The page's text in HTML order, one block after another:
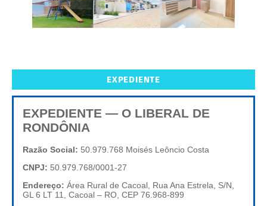
EXPEDIENTE
EXPEDIENTE — O LIBERAL DE
RONDÔNIA
Razão Social: 50.979.768 Moisés Leôncio Costa
CNPJ: 50.979.768/0001-27
Endereço: Área Rural de Cacoal, Rua Ana Estrela, S/N,
GL 6 LT 11, Cacoal – RO, CEP 76.968-899